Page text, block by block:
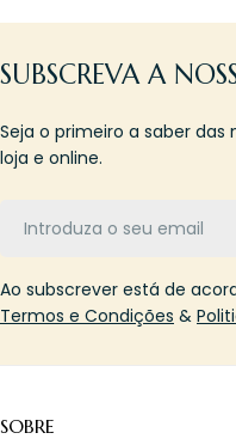
SUBSCREVA A
Seja o primeiro a saber
loja e online.
Ao subscrever está de
Termos e Condições &
SOBRE